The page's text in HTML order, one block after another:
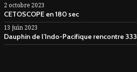
2 octobre 2023
CETOSCOPE en 180 sec
13 juin 2023
Dauphin de l’Indo-Pacifique rencontre 333